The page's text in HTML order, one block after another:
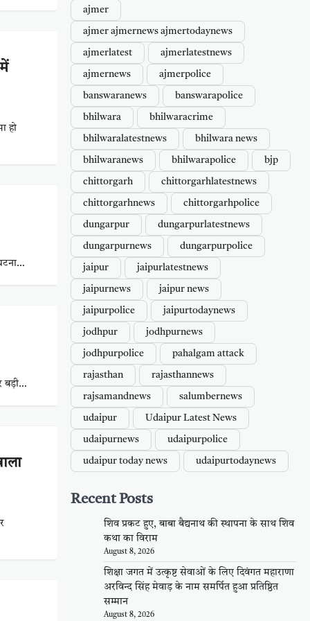
हो
बड़ी…
ajmer
ajmer ajmernews ajmertodaynews
ajmerlatest ajmerlatestnews
ajmernews ajmerpolice
banswaranews banswarapolice
bhilwara bhilwaracrime
bhilwaralatestnews bhilwara news
bhilwaranews bhilwarapolice bjp
chittorgarh chittorgarhlatestnews
chittorgarhnews chittorgarhpolice
dungarpur dungarpurlatestnews
dungarpurnews dungarpurpolice
jaipur jaipurlatestnews
jaipurnews jaipur news
jaipurpolice jaipurtodaynews
jodhpur jodhpurnews
jodhpurpolice pahalgam attack
rajasthan rajasthannews
rajsamandnews salumbernews
udaipur Udaipur Latest News
udaipurnews udaipurpolice
udaipur today news udaipurtodaynews
Recent Posts
शिव प्रकट हुए, बाबा बैद्यनाथ की स्थापना के साथ शिव
कथा का विराम
August 8, 2026
शिक्षा जगत में उत्कृष्ट सेवाओं के लिए दिवंगत महाराणा
अरविन्द सिंह मेवाड़ के नाम समर्पित हुआ प्रतिष्ठित
सम्मान
August 8, 2026